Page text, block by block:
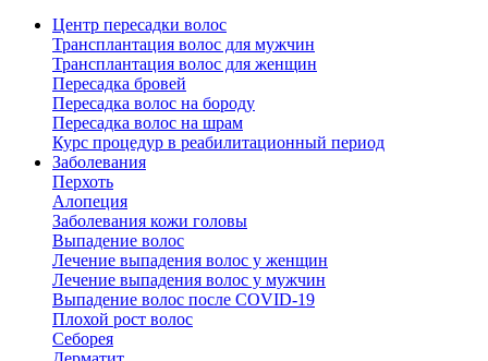
Центр пересадки волос
Трансплантация волос для мужчин
Трансплантация волос для женщин
Пересадка бровей
Пересадка волос на бороду
Пересадка волос на шрам
Курс процедур в реабилитационный период
Заболевания
Перхоть
Алопеция
Заболевания кожи головы
Выпадение волос
Лечение выпадения волос у женщин
Лечение выпадения волос у мужчин
Выпадение волос после COVID-19
Плохой рост волос
Cеборея